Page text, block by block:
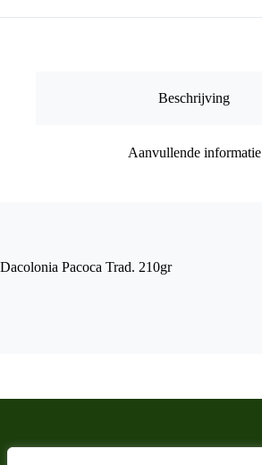
Beschrijving
Aanvullende informatie
Dacolonia Pacoca Trad. 210gr